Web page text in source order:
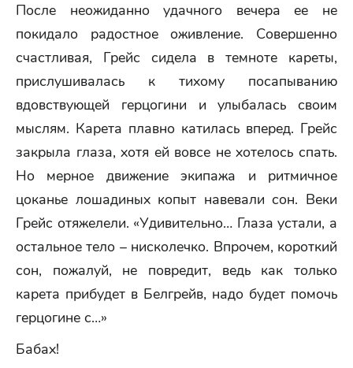
После неожиданно удачного вечера ее не
покидало радостное оживление. Совершенно
счастливая, Грейс сидела в темноте кареты,
прислушивалась к тихому посапыванию
вдовствующей герцогини и улыбалась своим
мыслям. Карета плавно катилась вперед. Грейс
закрыла глаза, хотя ей вовсе не хотелось спать.
Но мерное движение экипажа и ритмичное
цоканье лошадиных копыт навевали сон. Веки
Грейс отяжелели. «Удивительно… Глаза устали, а
остальное тело – нисколечко. Впрочем, короткий
сон, пожалуй, не повредит, ведь как только
карета прибудет в Белгрейв, надо будет помочь
герцогине с…»
Бабах!